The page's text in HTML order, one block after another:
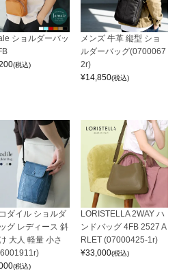
ショルダーバッ
(税込)
メンズ 牛革 縦型 ショ
ルダーバッグ(0700067
2r)
¥14,850(税込)
ダイル ショルダ
グ レディース 斜
大人 軽量 小さ
(税込)
LORISTELLA 2WAY ハ
ンドバッグ 4FB 2527 A
RLET (07000425-1r)
¥33,000(税込)